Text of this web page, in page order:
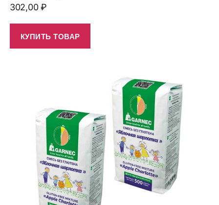
302,00₽
КУПИТЬ ТОВАР